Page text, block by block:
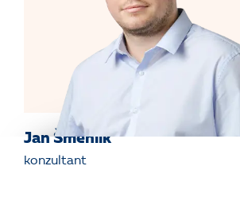
Jan Šmehlík
konzultant